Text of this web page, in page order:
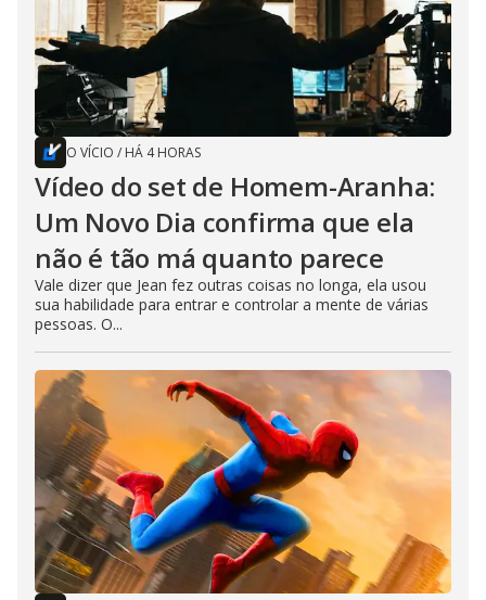
O VÍCIO / HÁ 4 HORAS
Vídeo do set de Homem-Aranha:
Um Novo Dia confirma que ela
não é tão má quanto parece
Vale dizer que Jean fez outras coisas no longa, ela usou
sua habilidade para entrar e controlar a mente de várias
pessoas. O...